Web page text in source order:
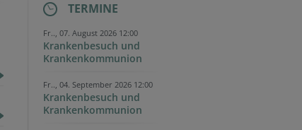
TERMINE
Fr.., 07. August 2026 12:00
Krankenbesuch und
Krankenkommunion
Fr.., 04. September 2026 12:00
Krankenbesuch und
Krankenkommunion